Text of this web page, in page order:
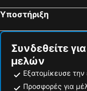
V - Del Mar
Μύτικας Παραλιακά
Υποστήριξη
Συνδεθείτε
μελών
Εξατομίκευσε την
Προσφορές για